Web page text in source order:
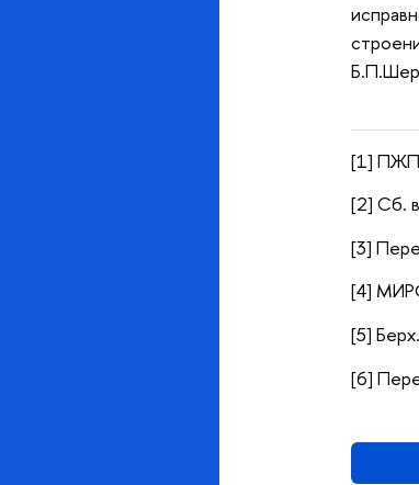
[1]
[2] Сб.
[3]
[4]
[5]
[6]